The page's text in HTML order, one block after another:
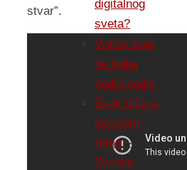
stvar”.
digitalnog
sveta?
Vreme koje
ne treba
nadoknaditi
Život teče u
laganom
ritmu –
Zvonko